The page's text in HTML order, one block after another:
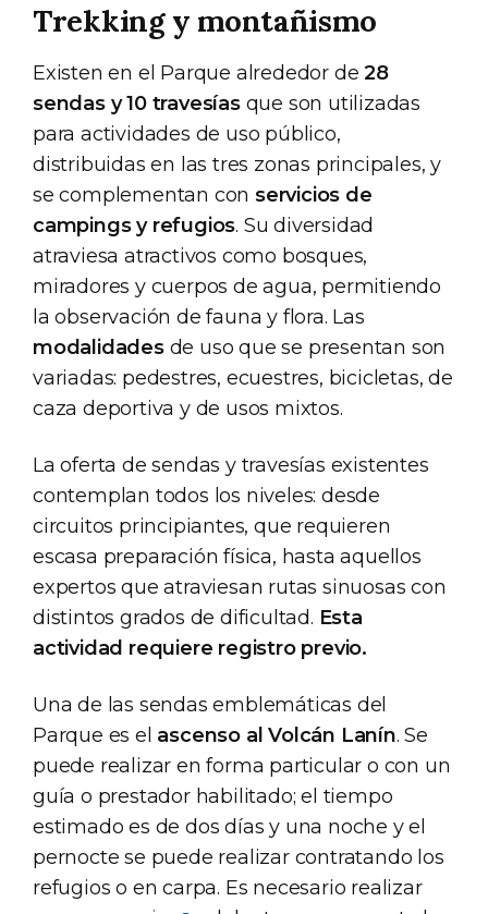
Trekking y montañismo
Existen en el Parque alrededor de28
sendas y 10 travesíasque son utilizadas
para actividades de uso público,
distribuidas en las tres zonas principales, y
se complementan conservicios de
campings y refugios. Su diversidad
atraviesa atractivos como bosques,
miradores y cuerpos de agua, permitiendo
la observación de fauna y flora. Las
modalidadesde uso que se presentan son
variadas: pedestres, ecuestres, bicicletas, de
caza deportiva y de usos mixtos.
La oferta de sendas y travesías existentes
contemplan todos los niveles: desde
circuitos principiantes, que requieren
escasa preparación física, hasta aquellos
expertos que atraviesan rutas sinuosas con
distintos grados de dificultad. Esta
actividad requiere registro previo.
Una de las sendas emblemáticas del
Parque es el ascenso al Volcán Lanín. Se
puede realizar en forma particular o con un
guía o prestador habilitado; el tiempo
estimado es de dos días y una noche y el
pernocte se puede realizar contratando los
refugios o en carpa. Es necesario realizar